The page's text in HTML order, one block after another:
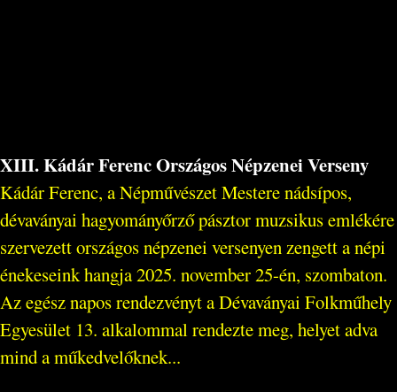
XIII. Kádár Ferenc Országos Népzenei Verseny
Kádár Ferenc, a Népművészet Mestere nádsípos,
dévaványai hagyományőrző pásztor muzsikus emlékére
szervezett országos népzenei versenyen zengett a népi
énekeseink hangja 2025. november 25-én, szombaton.
Az egész napos rendezvényt a Dévaványai Folkműhely
Egyesület 13. alkalommal rendezte meg, helyet adva
mind a műkedvelőknek...